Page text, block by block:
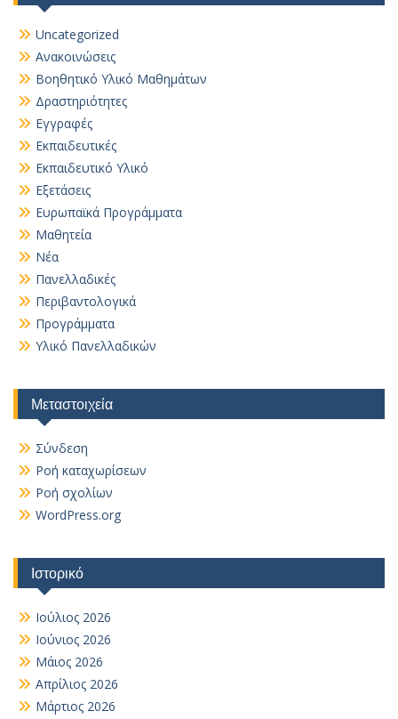
Uncategorized
Ανακοινώσεις
Βοηθητικό Yλικό Mαθημάτων
Δραστηριότητες
Εγγραφές
Εκπαιδευτικές
Εκπαιδευτικό Υλικό
Εξετάσεις
Ευρωπαϊκά Προγράμματα
Μαθητεία
Νέα
Πανελλαδικές
Περιβαντολογικά
Προγράμματα
Υλικό Πανελλαδικών
Μεταστοιχεία
Σύνδεση
Ροή καταχωρίσεων
Ροή σχολίων
WordPress.org
Ιστορικό
Ιούλιος 2026
Ιούνιος 2026
Μάιος 2026
Απρίλιος 2026
Μάρτιος 2026